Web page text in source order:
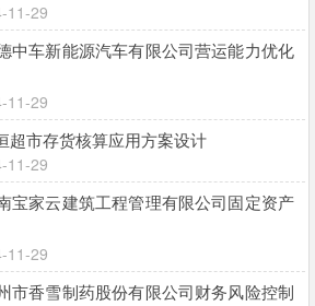
11-29
中车新能源汽车有限公司营运能力优化
11-29
超市存货核算应用方案设计
11-29
宝家云建筑工程管理有限公司固定资产
11-29
市香雪制药股份有限公司财务风险控制